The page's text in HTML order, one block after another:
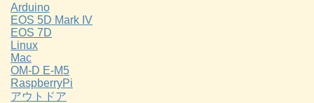
Arduino
EOS 5D Mark IV
EOS 7D
Linux
Mac
OM-D E-M5
RaspberryPi
アウトドア